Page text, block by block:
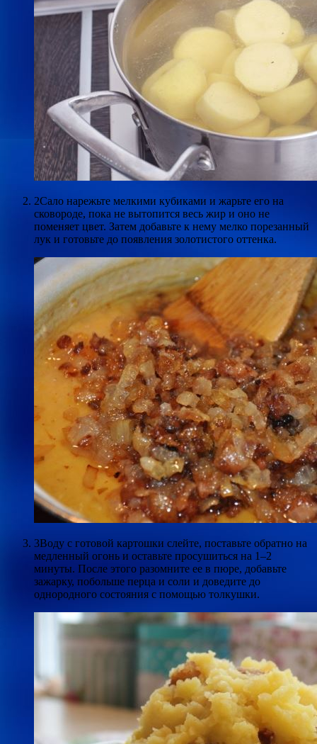
2Сало нарежьте мелкими кубиками и жарьте его на
сковороде, пока не вытопится весь жир и оно не
поменяет цвет. Затем добавьте к нему мелко порезанный
лук и готовьте до появления золотистого оттенка.
3Воду с готовой картошки слейте, поставьте обратно на
медленный огонь и оставьте просушиться на 1–2
минуты. После этого разомните ее в пюре, добавьте
зажарку, побольше перца и соли и доведите до
однородного состояния с помощью толкушки.